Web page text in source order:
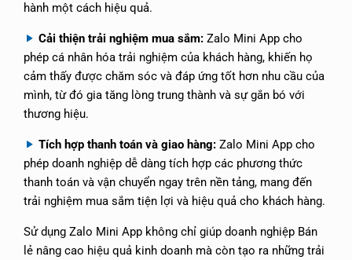
hành một cách hiệu quả.
Cải thiện trải nghiệm mua sắm: Zalo Mini App cho
phép cá nhân hóa trải nghiệm của khách hàng, khiến họ
cảm thấy được chăm sóc và đáp ứng tốt hơn nhu cầu của
mình, từ đó gia tăng lòng trung thành và sự gắn bó với
thương hiệu.
Tích hợp thanh toán và giao hàng: Zalo Mini App cho
phép doanh nghiệp dễ dàng tích hợp các phương thức
thanh toán và vận chuyển ngay trên nền tảng, mang đến
trải nghiệm mua sắm tiện lợi và hiệu quả cho khách hàng.
Sử dụng Zalo Mini App không chỉ giúp doanh nghiệp Bán
lẻ nâng cao hiệu quả kinh doanh mà còn tạo ra những trải